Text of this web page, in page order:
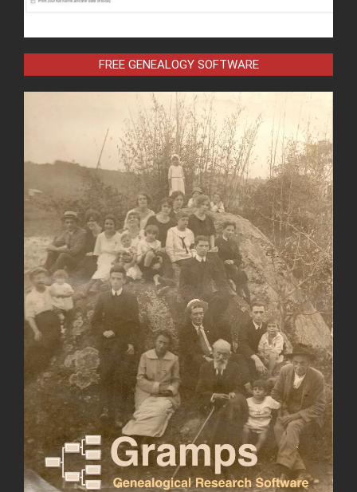
FREE GENEALOGY SOFTWARE